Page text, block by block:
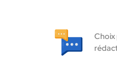
Choix